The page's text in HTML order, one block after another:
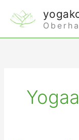
Inhalt
springen